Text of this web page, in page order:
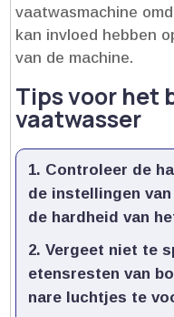
vaatwasmachine
kan invloed hebben
van de machine.​
Tips voor het
vaatwasser
Controleer de
de instellingen
de hardheid van
Vergeet niet te
etensresten van
nare luchtjes te